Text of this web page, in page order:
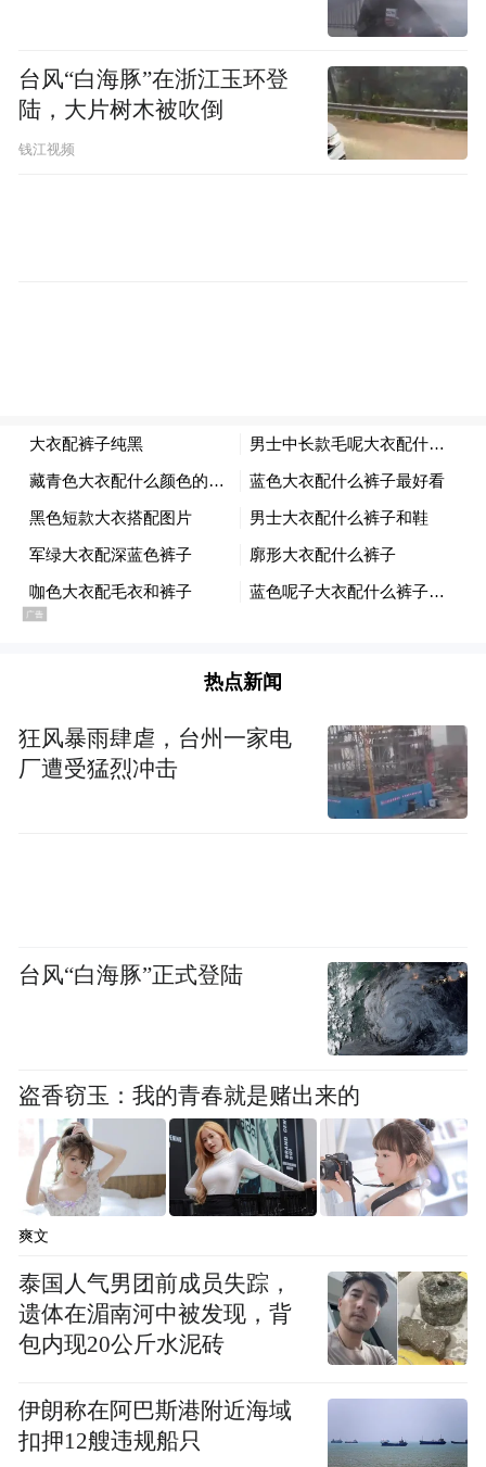
台风“白海豚”在浙江玉环登
陆，大片树木被吹倒
钱江视频
热点新闻
狂风暴雨肆虐，台州一家电
厂遭受猛烈冲击
台风“白海豚”正式登陆
盗香窃玉：我的青春就是赌出来的
爽文
泰国人气男团前成员失踪，
遗体在湄南河中被发现，背
包内现20公斤水泥砖
伊朗称在阿巴斯港附近海域
扣押12艘违规船只